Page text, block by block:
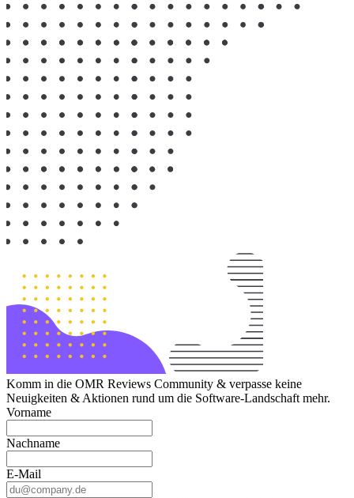
Komm in die OMR Reviews Community & verpasse keine
Neuigkeiten & Aktionen rund um die Software-Landschaft mehr.
Vorname
Nachname
E-Mail